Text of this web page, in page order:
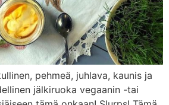
pehmeä, juhlava, kaunis ja
jälkiruoka vegaanin -tai